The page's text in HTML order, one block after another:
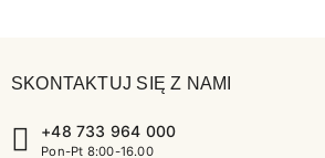
SKONTAKTUJ SIĘ Z NAMI
+48 733 964 000
Pon-Pt 8:00-16.00